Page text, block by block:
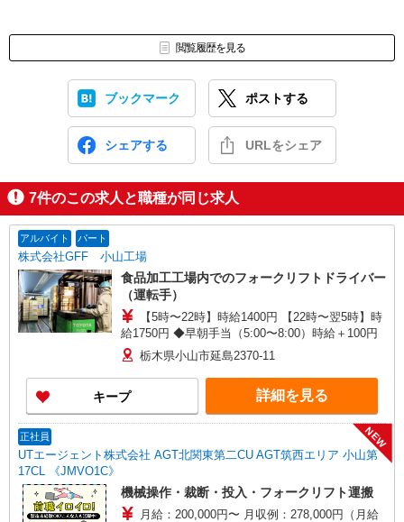
閲覧履歴を見る
ブックマーク ポストする
シェアする URLをシェア
7件のこの求人と職種が同じ求人
アルバイト パート
株式会社GFF 小山工場
食品加工工場内でのフォークリフトドライバー
（運転手）
【5時〜22時】時給1400円 【22時〜翌5時】時
給1750円 ◆早朝手当（5:00〜8:00）時給＋100円
栃木県小山市延島2370-11
キープ 詳細を見る
正社員
UTエージェント株式会社 AGT北関東第二CU AGT筑西エリア 小山第
17CL 《JMVO1C》
NEW
機械操作・裁断・投入・フォークリフト運搬
月給：200,000円〜 月収例：278,000円（月給